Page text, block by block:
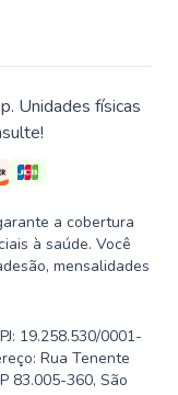
Unidades físicas
a cobertura
à saúde. Você
mensalidades
19.258.530/0001-
Rua Tenente
83.005-360, São